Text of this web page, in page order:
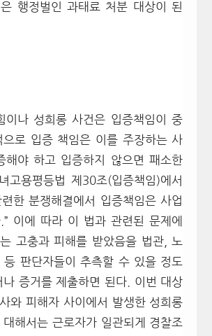
행정벌인 과태료 처분 대상이 된
이나 성희롱 사건은 입증책임이 중
으로 입증 책임은 이를 주장하는 사
해야 하고 입증하지 않으면 패소한
고용평등법 제30조(입증책임)에서
한 분쟁해결에서 입증책임은 사업
이에 따라 이 법과 관련된 문제에
고충과 피해를 받았음을 법관, 노
등 판단자들이 추측할 수 있을 정도
나 증거를 제출하면 된다. 이번 대상
와 피해자 사이에서 발생한 성희롱
해서는 근로자가 일관되게 경찰조